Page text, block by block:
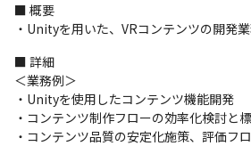
■ 概要
・Unityを用いた、VRコンテンツの開発
■ 詳細
＜業務例＞
・Unityを使用したコンテンツ機能開発
・コンテンツ制作フローの効率化検討と
・コンテンツ品質の安定化施策、評価フ